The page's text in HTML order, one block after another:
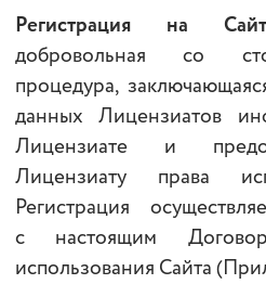
Регистрация на
добровольная со
процедура,
данных Лицензиатов
Лицензиате и
Лицензиату права
Регистрация
с настоящим
использования Сайта